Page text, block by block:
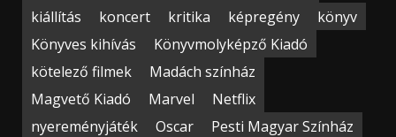
kiállítás
koncert kritika képregény
könyv
Könyves kihívás
Könyvmolyképző Kiadó
kötelező filmek
Madách színház
Magvető Kiadó
Marvel
Netflix
nyereményjáték
Oscar
Pesti Magyar Színház